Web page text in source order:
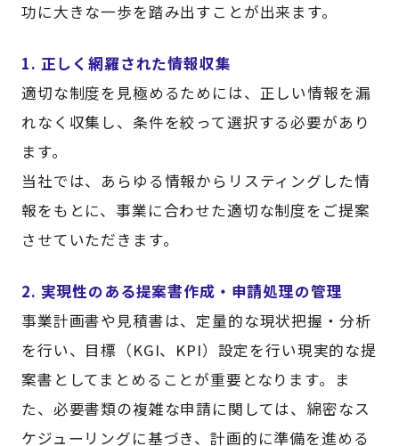
功に大きな一歩を踏み出すことが出来ます。
1. 正しく網羅された情報収集
適切な制度を見極めるためには、正しい情報を漏
れなく収集し、条件を絞って選択する必要があり
ます。
当社では、あらゆる情報からリスティングした情
報をもとに、事業に合わせた適切な制度をご提案
させていただきます。
2. 実現性のある提案書作成・申請処理の管理
事業計画書や見積書は、定量的な現状把握・分析
を行い、目標（KGI、KPI）設定を行い現実的な提
案書としてまとめることが重要となります。ま
た、必要書類の複雑な申請に関しては、綿密なス
ケジューリングに基づき、計画的に準備を進める